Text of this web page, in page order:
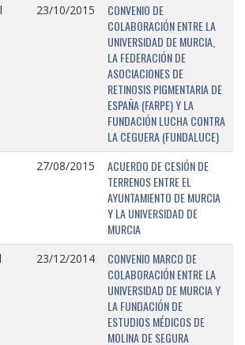
23/10/2015
CONVENIO DE
COLABORACIÓN ENTRE LA
UNIVERSIDAD DE MURCIA,
LA FEDERACIÓN DE
ASOCIACIONES DE
RETINOSIS PIGMENTARIA DE
ESPAÑA (FARPE) Y LA
FUNDACIÓN LUCHA CONTRA
LA CEGUERA (FUNDALUCE)
27/08/2015
ACUERDO DE CESIÓN DE
TERRENOS ENTRE EL
AYUNTAMIENTO DE MURCIA
Y LA UNIVERSIDAD DE
MURCIA
23/12/2014
CONVENIO MARCO DE
COLABORACIÓN ENTRE LA
UNIVERSIDAD DE MURCIA Y
LA FUNDACIÓN DE
ESTUDIOS MÉDICOS DE
MOLINA DE SEGURA